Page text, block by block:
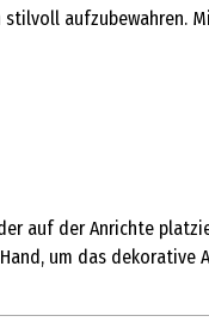
stilvoll aufzubewahren.
auf der Anrichte
um das dekorative